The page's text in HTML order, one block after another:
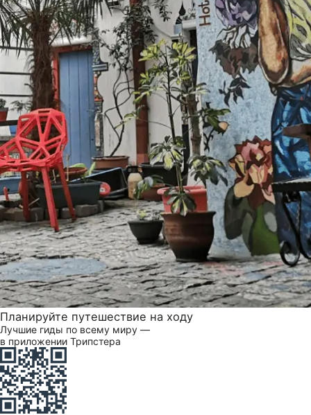
Планируйте путешествие на ходу
Лучшие гиды по всему миру —
в приложении Трипстера